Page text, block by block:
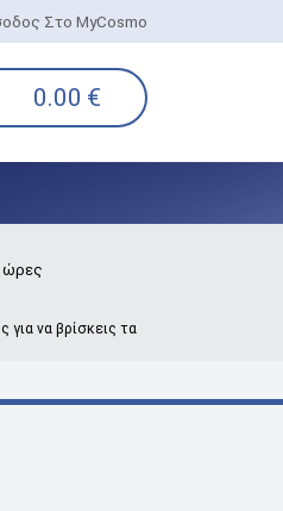
Στο MyCosmo
0.00 €
ώρες
να βρίσκεις τα